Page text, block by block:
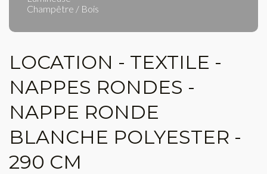
Champêtre / Bois
LOCATION - TEXTILE -
NAPPES RONDES -
NAPPE RONDE
BLANCHE POLYESTER -
290 CM